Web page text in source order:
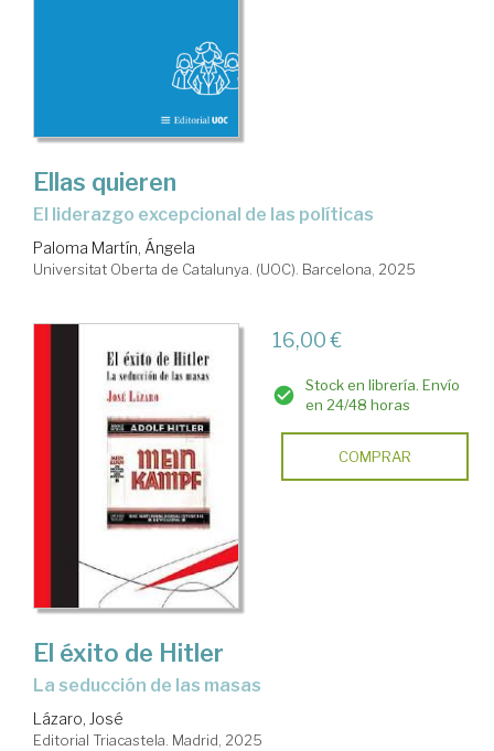
Ellas quieren
El liderazgo excepcional de las políticas
Paloma Martín, Ángela
Universitat Oberta de Catalunya. (UOC). Barcelona, 2025
16,00 €
Stock en librería. Envío
en 24/48 horas
COMPRAR
El éxito de Hitler
La seducción de las masas
Lázaro, José
Editorial Triacastela. Madrid, 2025